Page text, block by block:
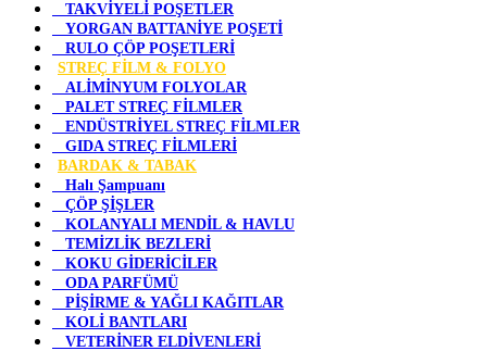
TAKVİYELİ POŞETLER
YORGAN BATTANİYE POŞETİ
RULO ÇÖP POŞETLERİ
STREÇ FİLM & FOLYO
ALİMİNYUM FOLYOLAR
PALET STREÇ FİLMLER
ENDÜSTRİYEL STREÇ FİLMLER
GIDA STREÇ FİLMLERİ
BARDAK & TABAK
Halı Şampuanı
ÇÖP ŞİŞLER
KOLANYALI MENDİL & HAVLU
TEMİZLİK BEZLERİ
KOKU GİDERİCİLER
ODA PARFÜMÜ
PİŞİRME & YAĞLI KAĞITLAR
KOLİ BANTLARI
VETERİNER ELDİVENLERİ